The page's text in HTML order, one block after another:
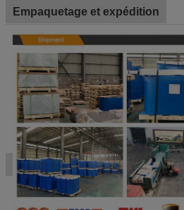
Empaquetage et expédition